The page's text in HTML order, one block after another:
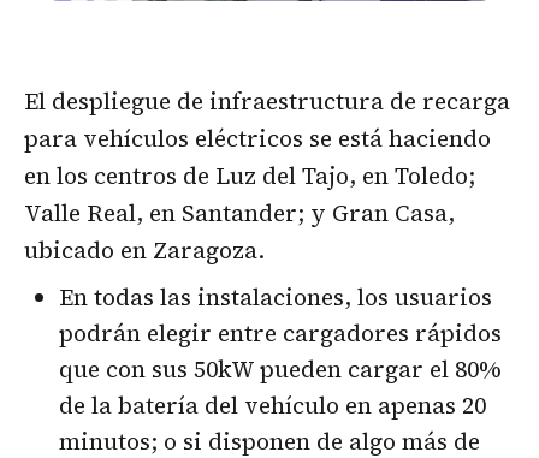
El despliegue de infraestructura de recarga
para vehículos eléctricos se está haciendo
en los centros de Luz del Tajo, en Toledo;
Valle Real, en Santander; y Gran Casa,
ubicado en Zaragoza.
En todas las instalaciones, los usuarios
podrán elegir entre cargadores rápidos
que con sus 50kW pueden cargar el 80%
de la batería del vehículo en apenas 20
minutos; o si disponen de algo más de